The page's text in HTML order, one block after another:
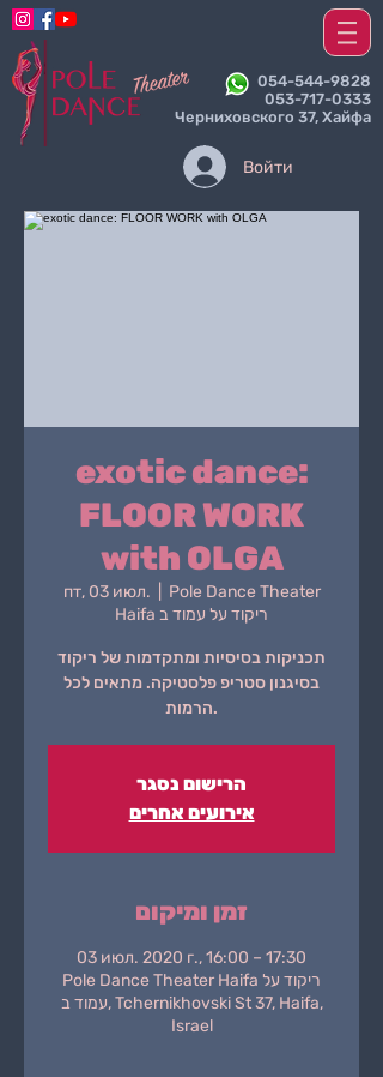
054-544-9828
053-717-0333
Черниховского 37, Хайфа
Войти
exotic dance:
FLOOR WORK
with OLGA
пт, 03 июл.
Pole Dance Theater
Haifa ריקוד על עמוד ב
תכניקות בסיסיות ומתקדמות של ריקוד
בסיגנון סטריפ פלסטיקה. מתאים לכל
הרמות.
הרישום נסגר
אירועים אחרים
זמן ומיקום
03 июл. 2020 г., 16:00 – 17:30
Pole Dance Theater Haifa ריקוד על
עמוד ב, Tchernikhovski St 37, Haifa,
Israel